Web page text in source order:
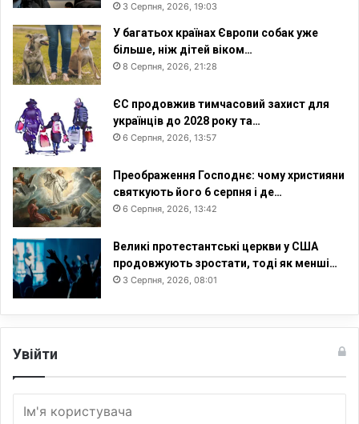
с
ь
к
и
Ф
о
у
м
«
В
і
р
а
з
о
!
3 Серпня, 2026, 19:03
У багатьох країнах Європи собак уже
більше, ніж дітей віком…
8 Серпня, 2026, 21:28
ЄС продовжив тимчасовий захист для
українців до 2028 року та…
6 Серпня, 2026, 13:57
Преображення Господнє: чому християни
святкують його 6 серпня і де…
6 Серпня, 2026, 13:42
Великі протестантські церкви у США
продовжують зростати, тоді як менші…
3 Серпня, 2026, 08:01
Увійти